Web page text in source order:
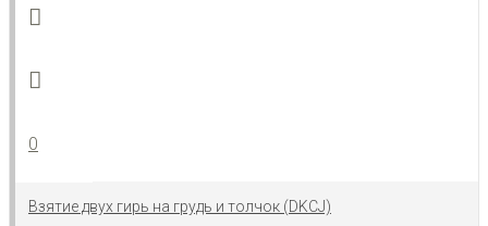
0
Взятие двух гирь на грудь и толчок (DKCJ)